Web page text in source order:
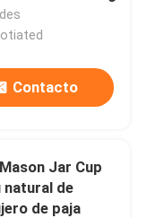
Contacto
Jar Cup
natural de
de paja